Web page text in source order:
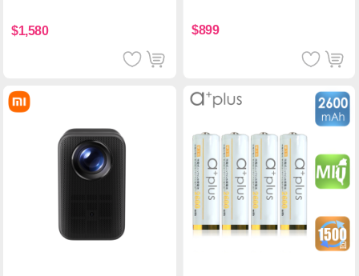
$1,580
手持強力風槍 暴力吹風
$899